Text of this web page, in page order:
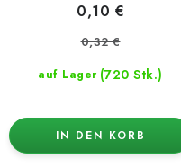
auf Lager (720 Stk.)
0,10 €
0,32 €
IN DEN KORB